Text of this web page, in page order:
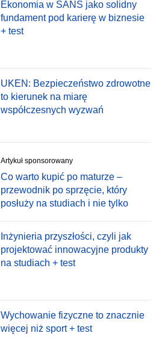
Ekonomia w SANS jako solidny
fundament pod karierę w biznesie
+ test
UKEN: Bezpieczeństwo zdrowotne
to kierunek na miarę
współczesnych wyzwań
Artykuł sponsorowany
Co warto kupić po maturze –
przewodnik po sprzęcie, który
posłuży na studiach i nie tylko
Inżynieria przyszłości, czyli jak
projektować innowacyjne produkty
na studiach + test
Wychowanie fizyczne to znacznie
więcej niż sport + test